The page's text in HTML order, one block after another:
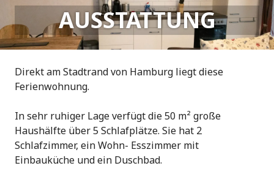
AUSSTATTUNG
Direkt am Stadtrand von Hamburg liegt diese
Ferienwohnung.
In sehr ruhiger Lage verfügt die 50 m² große
Haushälfte über 5 Schlafplätze. Sie hat 2
Schlafzimmer, ein Wohn- Esszimmer mit
Einbauküche und ein Duschbad.